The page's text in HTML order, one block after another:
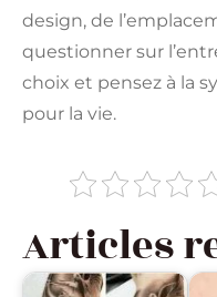
design, de
questionner sur
choix et pensez à la
pour la vie.
Articles